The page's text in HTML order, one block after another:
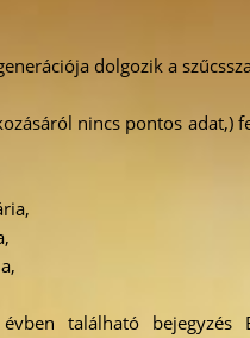
dolgozik a
nincs pontos adat,)
található bejegyzés